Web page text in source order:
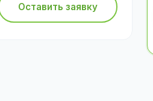
Оставить заявку